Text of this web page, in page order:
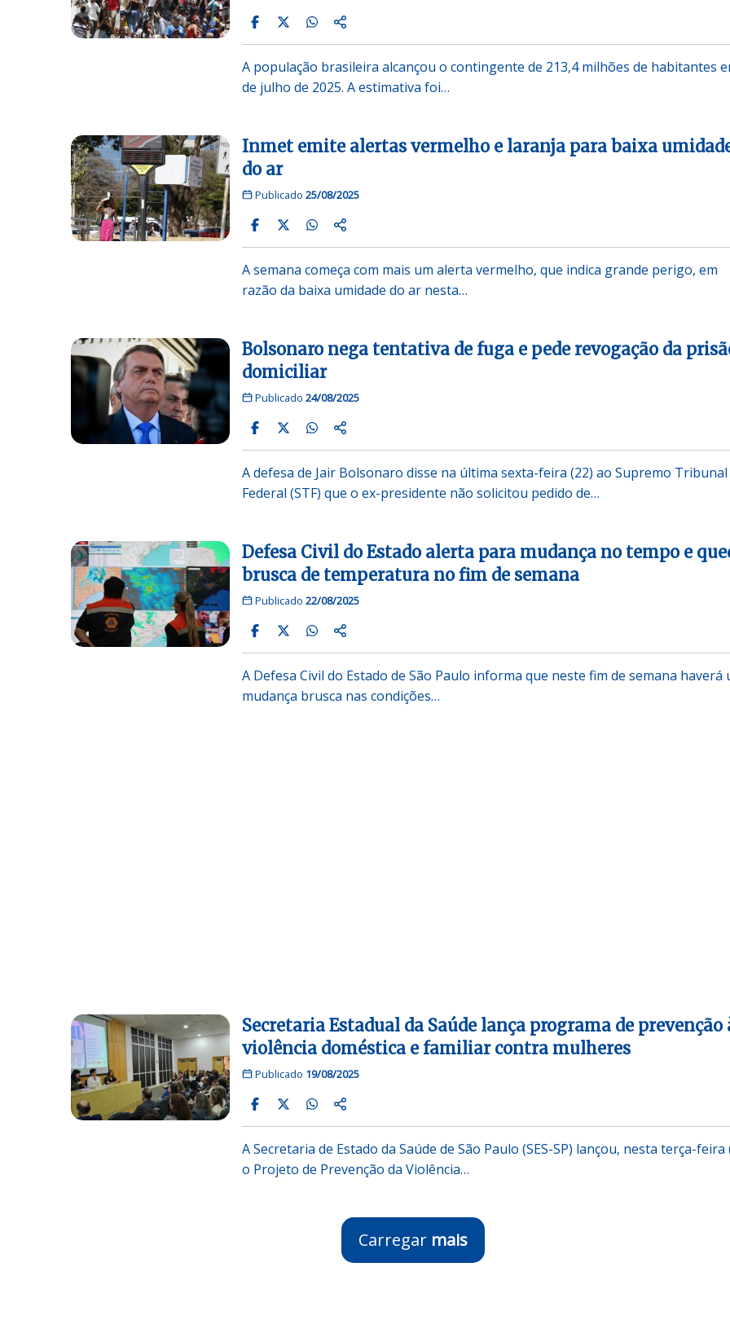
A população brasileira alcançou o contingente de 213,4 milhões de habitantes
de julho de 2025. A estimativa foi…
Inmet emite alertas vermelho e laranja para baixa
do ar
Publicado 25/08/2025
A semana começa com mais um alerta vermelho, que indica grande perigo, em
razão da baixa umidade do ar nesta…
Bolsonaro nega tentativa de fuga e pede revogação da
domiciliar
Publicado 24/08/2025
A defesa de Jair Bolsonaro disse na última sexta-feira (22) ao Supremo Tribunal
Federal (STF) que o ex-presidente não solicitou pedido de…
Defesa Civil do Estado alerta para mudança no tempo e
brusca de temperatura no fim de semana
Publicado 22/08/2025
A Defesa Civil do Estado de São Paulo informa que neste fim de semana haverá
mudança brusca nas condições…
Secretaria Estadual da Saúde lança programa de prevenção
violência doméstica e familiar contra mulheres
Publicado 19/08/2025
A Secretaria de Estado da Saúde de São Paulo (SES-SP) lançou, nesta terça-feira
o Projeto de Prevenção da Violência…
Carregar mais